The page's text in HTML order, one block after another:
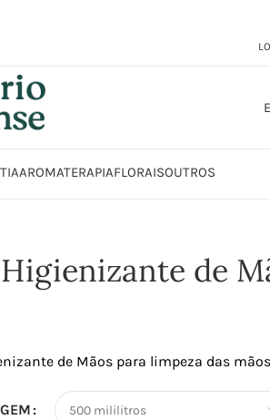
AROMATERAPIAFLORAISOUTROS
de
de Mãos para limpeza das